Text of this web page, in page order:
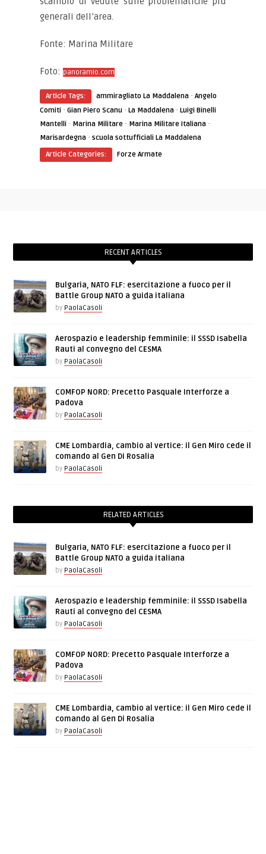
generali dell’area.
Fonte: Marina Militare
Foto:panoramio.com
Article Tags: ammiragliato La Maddalena ·Angelo
Comiti ·Gian Piero Scanu ·La Maddalena ·Luigi Binelli
Mantelli · Marina Militare · Marina Militare Italiana ·
Marisardegna ·scuola sottufficiali La Maddalena
Article Categories:
Forze Armate
RECENT ARTICLES
Bulgaria, NATO FLF: esercitazione a fuoco per il
Battle Group NATO a guida italiana
by PaolaCasoli
Aerospazio e leadership femminile: il SSSD Isabella
Rauti al convegno del CESMA
by PaolaCasoli
COMFOP NORD: Precetto Pasquale Interforze a
Padova
by PaolaCasoli
CME Lombardia, cambio al vertice: il Gen Miro cede il
comando al Gen Di Rosalia
by PaolaCasoli
RELATED ARTICLES
Bulgaria, NATO FLF: esercitazione a fuoco per il
Battle Group NATO a guida italiana
by PaolaCasoli
Aerospazio e leadership femminile: il SSSD Isabella
Rauti al convegno del CESMA
by PaolaCasoli
COMFOP NORD: Precetto Pasquale Interforze a
Padova
by PaolaCasoli
CME Lombardia, cambio al vertice: il Gen Miro cede il
comando al Gen Di Rosalia
by PaolaCasoli